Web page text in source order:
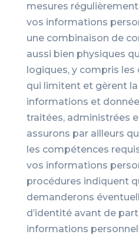
mesures
vos informations
une combinaison de
aussi bien physiques
logiques, y compris les
qui limitent et gèrent
informations et
traitées, administrées
assurons par ailleurs
les compétences
vos informations
procédures indiquent
demanderons
d’identité avant de
informations